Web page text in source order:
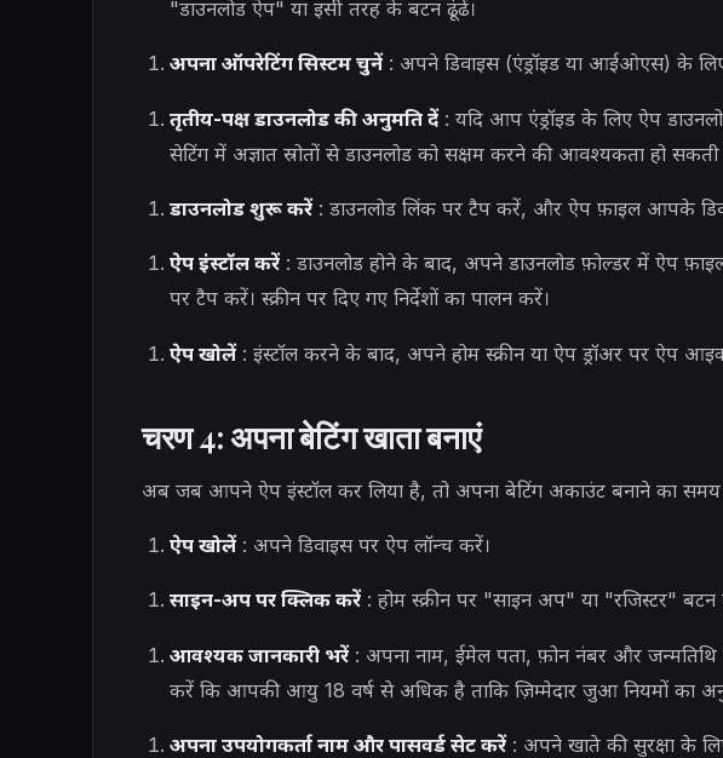
"डाउनलोड ऐप" या इसी तरह के बटन ढूंढें।
अपना ऑपरेटिंग सिस्टम चुनें: अपने डिवाइस (एंड्रॉइड या आईओएस) के
तृतीय-पक्ष डाउनलोड की अनुमति दें: यदि आप एंड्रॉइड के लिए ऐप
सेटिंग में अज्ञात स्रोतों से डाउनलोड को सक्षम करने की आवश्यकता हो सकती
डाउनलोड शुरू करें: डाउनलोड लिंक पर टैप करें, और ऐप फ़ाइल आपके
ऐप इंस्टॉल करें: डाउनलोड होने के बाद, अपने डाउनलोड फ़ोल्डर में ऐप
पर टैप करें। स्क्रीन पर दिए गए निर्देशों का पालन करें।
ऐप खोलें: इंस्टॉल करने के बाद, अपने होम स्क्रीन या ऐप ड्रॉअर पर ऐप
चरण 4: अपना बेटिंग खाता बनाएं
अब जब आपने ऐप इंस्टॉल कर लिया है, तो अपना बेटिंग अकाउंट बनाने का
ऐप खोलें: अपने डिवाइस पर ऐप लॉन्च करें।
साइन-अप पर क्लिक करें: होम स्क्रीन पर "साइन अप" या "रजिस्टर" बटन
आवश्यक जानकारी भरें: अपना नाम, ईमेल पता, फ़ोन नंबर और जन्मतिथि
करें कि आपकी आयु 18 वर्ष से अधिक है ताकि ज़िम्मेदार जुआ नियमों का
अपना उपयोगकर्ता नाम और पासवर्ड सेट करें: अपने खाते की सुरक्षा के